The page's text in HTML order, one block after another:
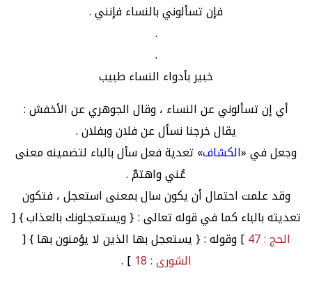
فإن تسألوني بالنساء فإنني .
.
.
خبير بأدواء النساء طبيب
أي إن تسألوني عن النساء ، وقال الجوهري عن الأخفش :
يقال خرجنا نسأل عن فلان وبفلان .
وجعل في «الكشاف» تعدية فعل سأل بالباء لتضمينه معنى
عُني واهتمّ .
وقد علمت احتمال أن يكون سال بمعنى استعجل ، فتكون
تعديته بالباء كما في قوله تعالى : { ويستعجلونك بالعذاب } [
الحج : 47
] وقوله : { يستعجل بها الذين لا يؤمنون بها } [
الشورى : 18
] .